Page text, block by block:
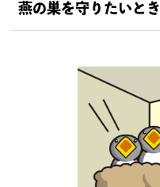
燕の巣を守りたいとき